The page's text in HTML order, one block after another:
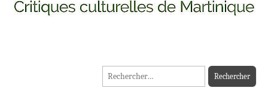
MADININ'ART
Rechercher :